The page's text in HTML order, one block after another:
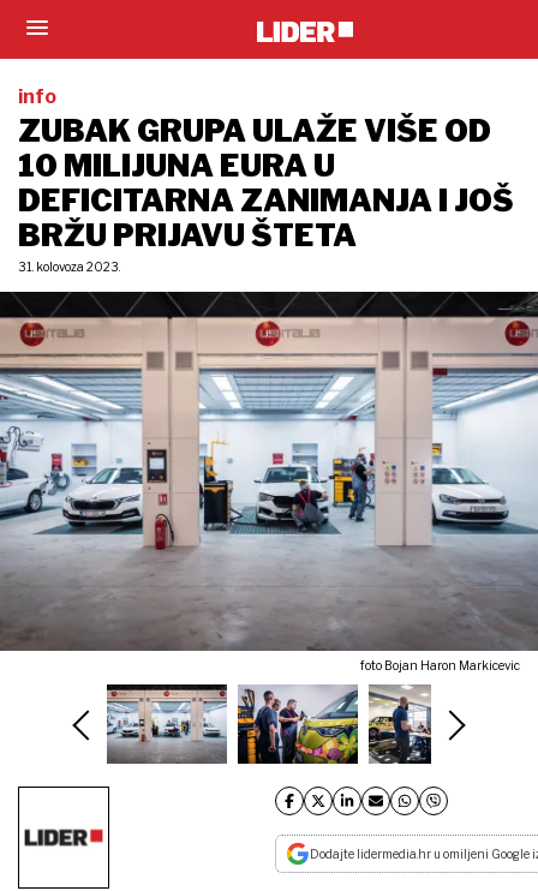
info
ZUBAK GRUPA ULAŽE VIŠE OD
10 MILIJUNA EURA U
DEFICITARNA ZANIMANJA I JOŠ
BRŽU PRIJAVU ŠTETA
31. kolovoza 2023.
foto Bojan Haron Markicevic
Dodajte lidermedia.hr u omiljeni Google